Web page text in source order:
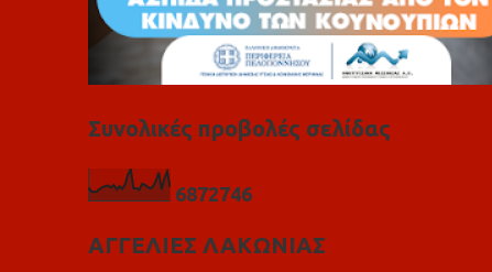
Συνολικές προβολές σελίδας
6872746
ΑΓΓΕΛΙΕΣ ΛΑΚΩΝΙΑΣ